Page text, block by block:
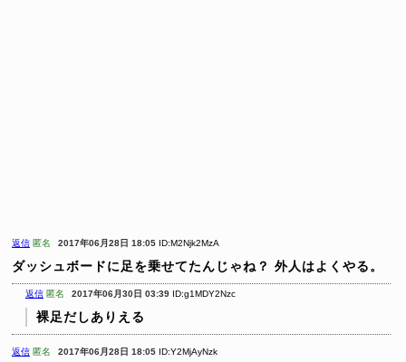
返信 匿名 2017年06月28日 18:05 ID:M2Njk2MzA
ダッシュボードに足を乗せてたんじゃね？ 外人はよくやる。
返信 匿名 2017年06月30日 03:39 ID:g1MDY2Nzc
裸足だしありえる
返信 匿名 2017年06月28日 18:05 ID:Y2MjAyNzk